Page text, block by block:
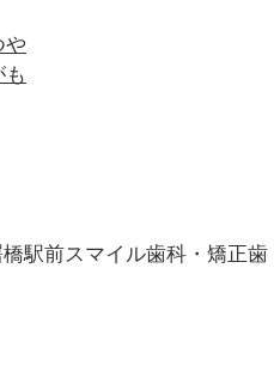
や
も
駅前スマイル歯科・矯正歯